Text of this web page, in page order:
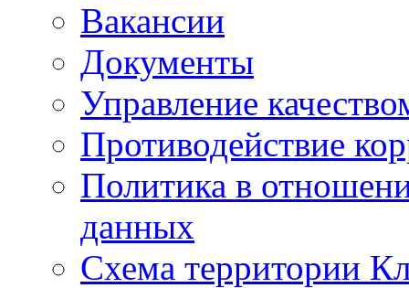
Вакансии
Документы
Управление
Противодействие
Политика в
данных
Схема территории